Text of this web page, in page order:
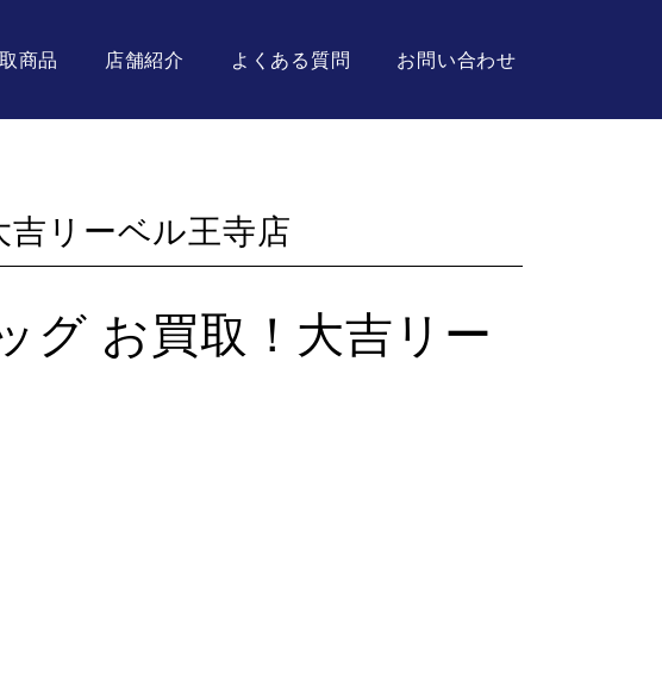
商品 店舗紹介 よくある質問 お問い合わせ
吉リーベル王寺店
グ お買取！大吉リー